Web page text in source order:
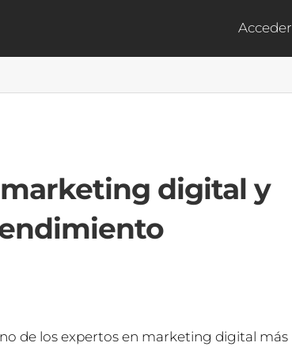
Acceder
digital y
de los expertos en marketing digital más